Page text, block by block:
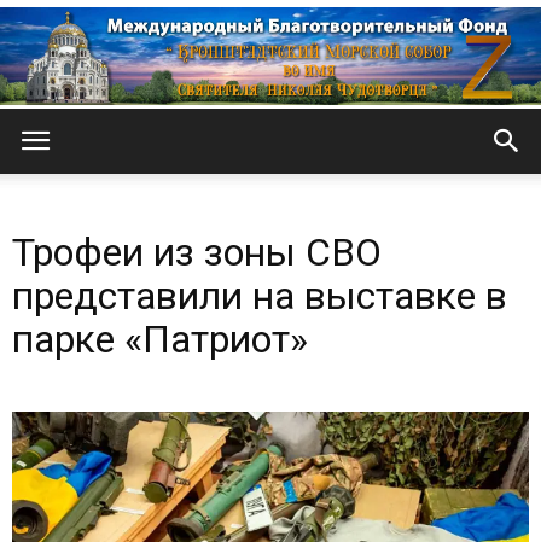
Морской
Трофеи из зоны СВО
представили на выставке в
парке «Патриот»